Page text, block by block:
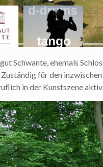
Schwante, ehemals
für den
in der Kunstszene